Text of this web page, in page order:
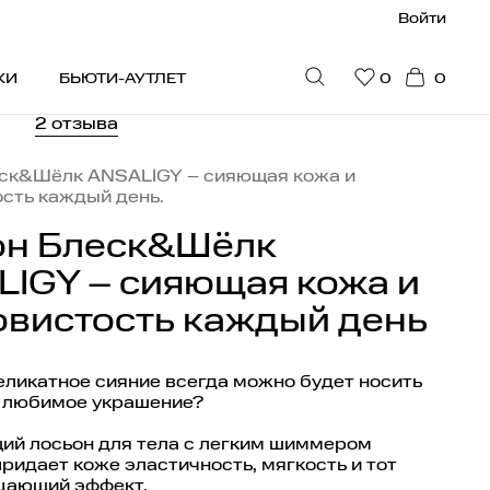
2 отзыва
ANSALIGY – сияющая кожа и
каждый день.
Блеск&Шёлк
– сияющая кожа и
каждый день
сияние всегда можно будет носить
любимое украшение?
лосьон для тела с легким шиммером
коже эластичность, мягкость и тот
Войти
БЬЮТИ-АУТЛЕТ
гайд
привилегий
сертификаты
мужчин
0 0